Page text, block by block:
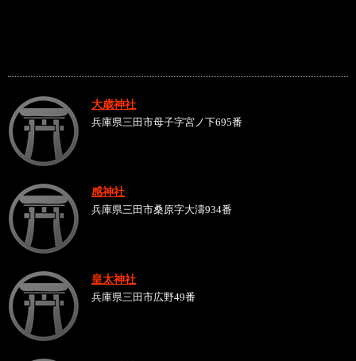
大歳神社
兵庫県三田市母子字宮ノ下695番
感神社
兵庫県三田市桑原字大濤934番
皇太神社
兵庫県三田市広野49番